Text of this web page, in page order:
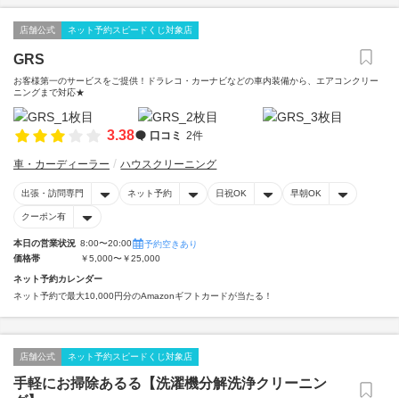
店舗公式 ネット予約スピードくじ対象店
GRS
お客様第一のサービスをご提供！ドラレコ・カーナビなどの車内装備から、エアコンクリー
ニングまで対応★
3.38 口コミ 2件
車・カーディーラー ハウスクリーニング
出張・訪問専門 ネット予約 日祝OK 早朝OK
クーポン有
本日の営業状況 8:00〜20:00
予約空きあり
価格帯
￥5,000〜￥25,000
ネット予約カレンダー
ネット予約で最大10,000円分のAmazonギフトカードが当たる！
店舗公式 ネット予約スピードくじ対象店
手軽にお掃除あるる【洗濯機分解洗浄クリーニン